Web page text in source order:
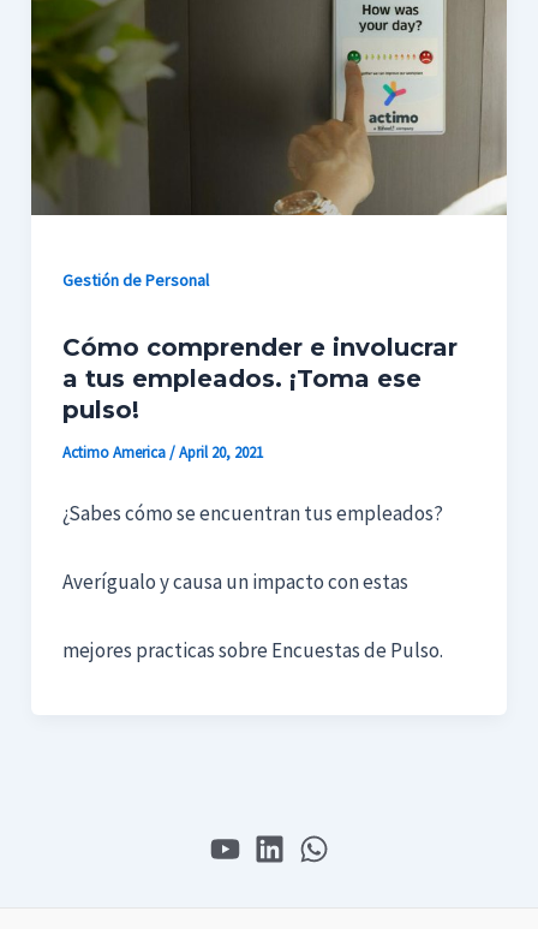
Gestión de Personal
Cómo comprender e involucrar
a tus empleados. ¡Toma ese
pulso!
Actimo America/April 20, 2021
¿Sabes cómo se encuentran tus empleados?
Averígualo y causa un impacto con estas
mejores practicas sobre Encuestas de Pulso.